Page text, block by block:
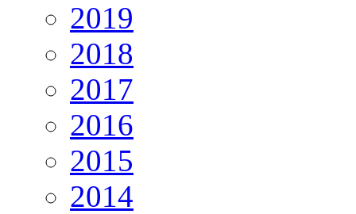
2019
2018
2017
2016
2015
2014